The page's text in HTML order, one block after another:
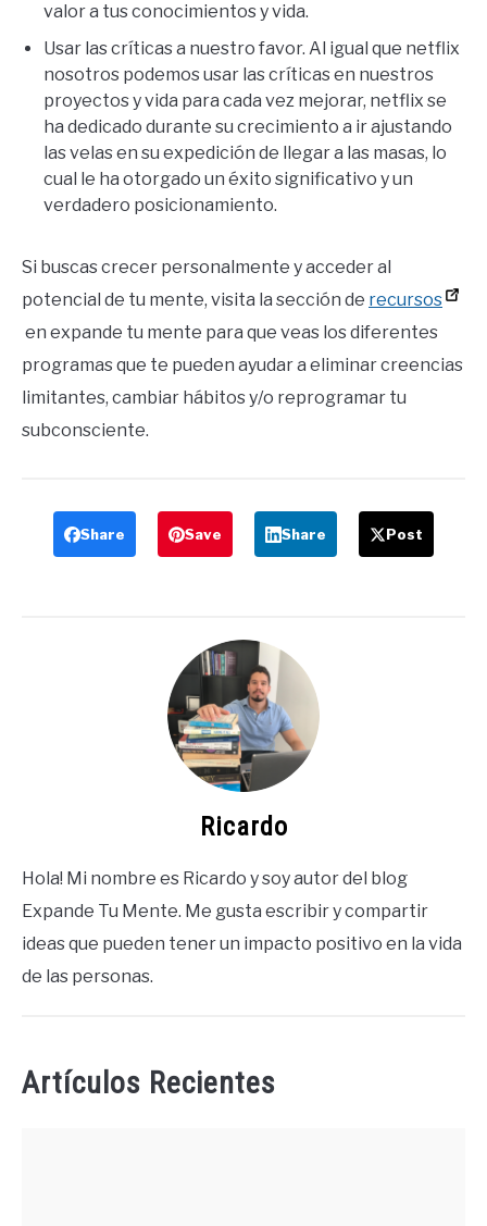
valor a tus conocimientos y vida.
Usar las críticas a nuestro favor. Al igual que netflix
nosotros podemos usar las críticas en nuestros
proyectos y vida para cada vez mejorar, netflix se
ha dedicado durante su crecimiento a ir ajustando
las velas en su expedición de llegar a las masas, lo
cual le ha otorgado un éxito significativo y un
verdadero posicionamiento.
Si buscas crecer personalmente y acceder al
potencial de tu mente, visita la sección de recursos
en expande tu mente para que veas los diferentes
programas que te pueden ayudar a eliminar creencias
limitantes, cambiar hábitos y/o reprogramar tu
subconsciente.
Share Save Share Post
Ricardo
Hola! Mi nombre es Ricardo y soy autor del blog
Expande Tu Mente. Me gusta escribir y compartir
ideas que pueden tener un impacto positivo en la vida
de las personas.
Artículos Recientes